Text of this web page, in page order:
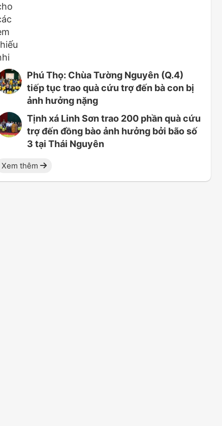
Phú Thọ: Chùa Tường Nguyên (Q.4)
tiếp tục trao quà cứu trợ đến bà con bị
ảnh hưởng nặng
Tịnh xá Linh Sơn trao 200 phần quà cứu
trợ đến đồng bào ảnh hưởng bởi bão số
3 tại Thái Nguyên
Xem thêm